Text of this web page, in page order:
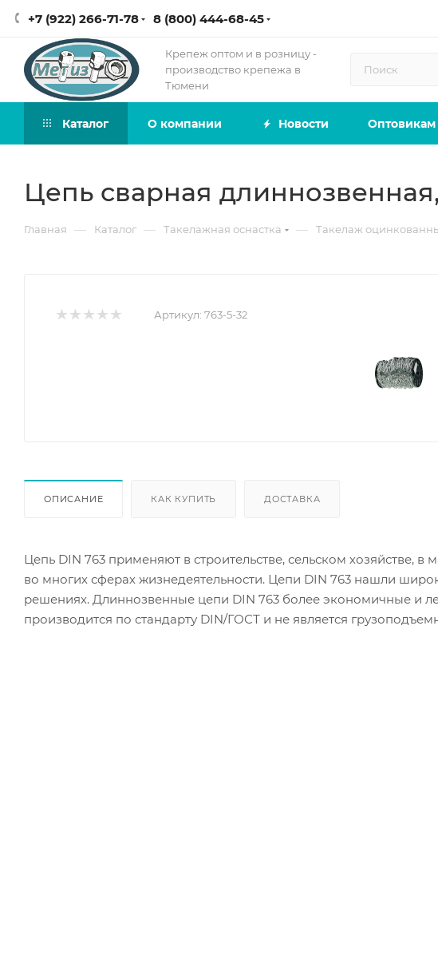
+7 (922) 266-71-78 8 (800) 444-68-45
Крепеж оптом и в розницу -
производство крепежа в
Тюмени
Каталог О компании Новости Оптовикам
Цепь сварная
Главная — Каталог — Такелажная оснастка — Такелаж
Артикул: 763-5-32
ОПИСАНИЕ КАК КУПИТЬ ДОСТАВКА
Цепь DIN 763 применяют в строительстве, сельском хозяйстве,
во многих сферах жизнедеятельности. Цепи DIN 763 нашли
решениях. Длиннозвенные цепи DIN 763 более экономичные и
производится по стандарту DIN/ГОСТ и не является